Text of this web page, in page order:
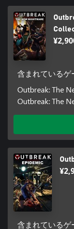
含まれているゲ
Outbreak: The
Outbreak: The
含まれているゲ